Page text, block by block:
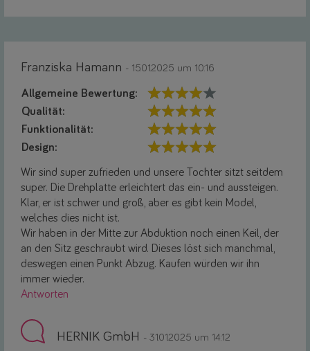
Franziska Hamann - 15.01.2025 um 10:16
Allgemeine Bewertung:
Qualität:
Funktionalität:
Design:
Wir sind super zufrieden und unsere Tochter sitzt seitdem
super. Die Drehplatte erleichtert das ein- und aussteigen.
Klar, er ist schwer und groß, aber es gibt kein Model,
welches dies nicht ist.
Wir haben in der Mitte zur Abduktion noch einen Keil, der
an den Sitz geschraubt wird. Dieses löst sich manchmal,
deswegen einen Punkt Abzug. Kaufen würden wir ihn
immer wieder.
Antworten
HERNIK GmbH - 31.01.2025 um 14:12